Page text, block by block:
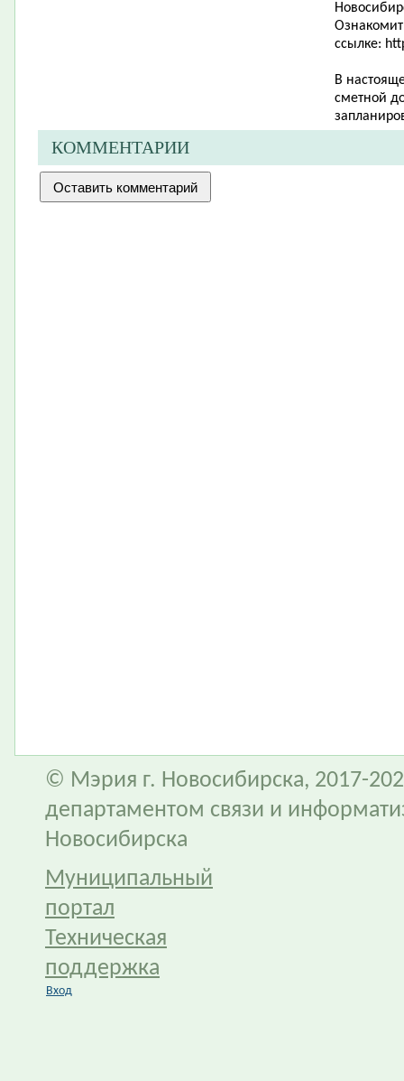
ссылке:
В
сметной
КОММЕНТАРИИ
© Мэрия г. Новосибирска, 2017-
департаментом связи и
Новосибирска
Муниципальный
портал
Техническая
поддержка
Вход